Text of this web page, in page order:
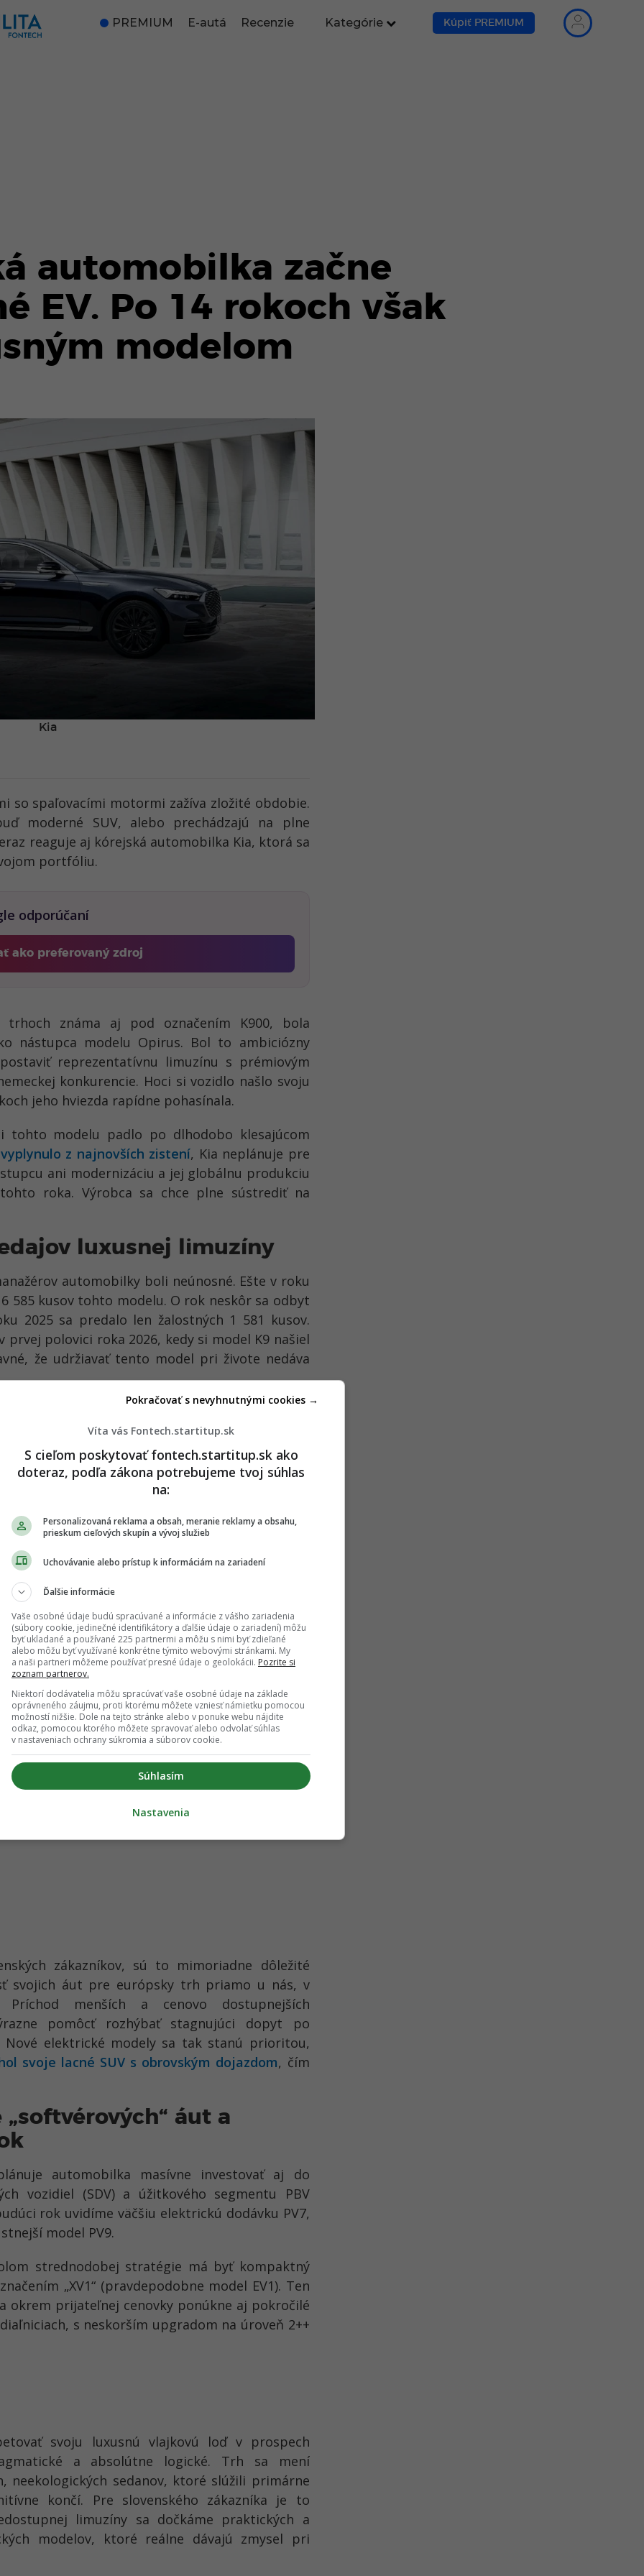
PREMIUM E-autá Recenzie Kategórie Kúpiť PREMIUM
automobilka začne
EV. Po 14 rokoch však
modelom
Kia
so spaľovacími motormi zažíva zložité obdobie.
moderné SUV, alebo prechádzajú na plne
reaguje aj kórejská automobilka Kia, ktorá sa
portfóliu.
odporúčaní
ako preferovaný zdroj
Fontech, odkaz sa otvorí v novom okne
trhoch známa aj pod označením K900, bola
nástupca modelu Opirus. Bol to ambiciózny
reprezentatívnu limuzínu s prémiovým
konkurencie. Hoci si vozidlo našlo svoju
jeho hviezda rapídne pohasínala.
tohto modelu padlo po dlhodobo klesajúcom
vyplynulo z najnovších zistení, Kia neplánuje pre
ani modernizáciu a jej globálnu produkciu
roka. Výrobca sa chce plne sústrediť na
luxusnej limuzíny
automobilky boli neúnosné. Ešte v roku
585 kusov tohto modelu. O rok neskôr sa odbyt
2025 sa predalo len žalostných 1 581 kusov.
polovici roka 2026, kedy si model K9 našiel
že udržiavať tento model pri živote nedáva
sesterské modely ako Genesis G80, luxusný
Hyundai Grandeur. Zavážil aj fakt, že Kia pre
hybridný pohon, ktorý by dokázal
a znížiť spotrebu paliva.
elektromobilom
výroby vlajkového sedanu investuje Kia do
nových, cenovo dostupnejších elektromobilov.
je mať do roku 2030 v ponuke až 14 plne
tvoriť najmä menšie a lacnejšie modely ako
štýlový fastback EV4 či rodinné SUV EV5.
zákazníkov, sú to mimoriadne dôležité
svojich áut pre európsky trh priamo u nás, v
menších a cenovo dostupnejších
pomôcť rozhýbať stagnujúci dopyt po
Nové elektrické modely sa tak stanú prioritou,
svoje lacné SUV s obrovským dojazdom, čím
áut a
automobilka masívne investovať aj do
vozidiel (SDV) a úžitkového segmentu PBV
rok uvidíme väčšiu elektrickú dodávku PV7,
model PV9.
strednodobej stratégie má byť kompaktný
„XV1“ (pravdepodobne model EV1). Ten
okrem prijateľnej cenovky ponúkne aj pokročilé
s neskorším upgradom na úroveň 2++
svoju luxusnú vlajkovú loď v prospech
a absolútne logické. Trh sa mení
neekologických sedanov, ktoré slúžili primárne
končí. Pre slovenského zákazníka je to
limuzíny sa dočkáme praktických a
modelov, ktoré reálne dávajú zmysel pri
Víta vás Fontech.startitup.sk
S cieľom poskytovať fontech.startitup.sk ako
doteraz, podľa zákona potrebujeme tvoj súhlas
na:
Personalizovaná reklama a obsah, meranie reklamy a obsahu,
prieskum cieľových skupín a vývoj služieb
Uchovávanie alebo prístup k informáciám na zariadení
Ďalšie informácie
Vaše osobné údaje budú spracúvané a informácie z vášho zariadenia
(súbory cookie, jedinečné identifikátory a ďalšie údaje o zariadení) môžu
byť ukladané a používané 225 partnermi a môžu s nimi byť zdieľané
alebo môžu byť využívané konkrétne týmito webovými stránkami. My
a naši partneri môžeme používať presné údaje o geolokácii. Pozrite si
zoznam partnerov.
Niektorí dodávatelia môžu spracúvať vaše osobné údaje na základe
oprávneného záujmu, proti ktorému môžete vzniesť námietku pomocou
možností nižšie. Dole na tejto stránke alebo v ponuke webu nájdite
odkaz, pomocou ktorého môžete spravovať alebo odvolať súhlas
v nastaveniach ochrany súkromia a súborov cookie.
Súhlasím
Pokračovať s nevyhnutnými cookies →
Nastavenia